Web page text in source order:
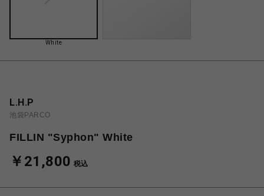
White
L.H.P
池袋PARCO
FILLIN "Syphon" White
￥21,800 税込